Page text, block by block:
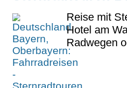
Reise mit
Hotel am
Radwegen